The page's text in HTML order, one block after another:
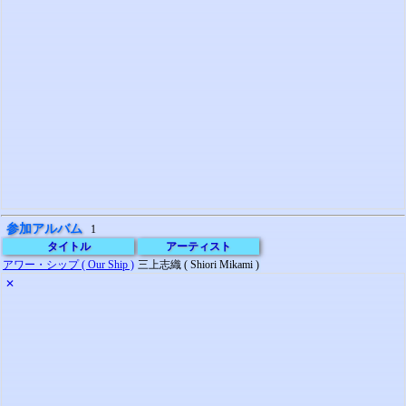
参加アルバム
1
タイトル
アーティスト
アワー・シップ ( Our Ship ) 三上志織 ( Shiori Mikami )
✕